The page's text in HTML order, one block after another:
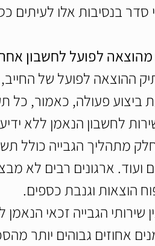
סדר בנסיבות אלו לעיתים
מהוצאה לפועל לחשבון אחר
ההוצאה לפועל של
ביצוע פעולה, כאמור,
לחשבון הנאמן ללא
מתהליך הגבייה כולל
ועוד. ארגונים רבים לא
הוצאות וגנבת כספים.
שירותי הגבייה זכאי
אחוזים גבוהים יותר